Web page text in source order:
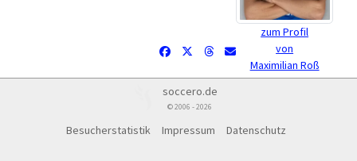
zum Profil
von
Maximilian Roß
soccero.de
© 2006 - 2026
Besucherstatistik Impressum Datenschutz